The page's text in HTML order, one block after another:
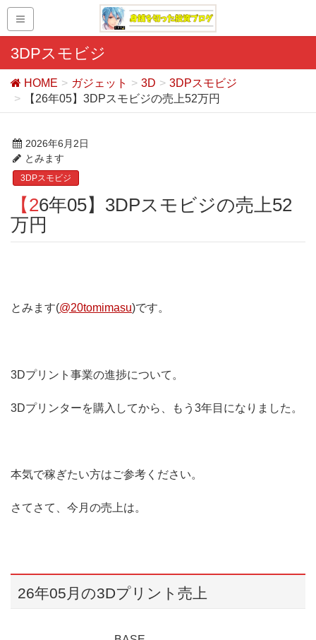
3DPスモビジ
HOME ガジェット 3D
3DPスモビジ
【26年05】3DPスモビジの売上52万円
2026年6月2日
とみます
3DPスモビジ
【26年05】3DPスモビジの売上52
万円
とみます(@20tomimasu)です。
3Dプリント事業の進捗について。
3Dプリンターを購入してから、もう3年目になりました。
本気で稼ぎたい方はご参考ください。
さてさて、今月の売上は。
26年05月の3Dプリント売上